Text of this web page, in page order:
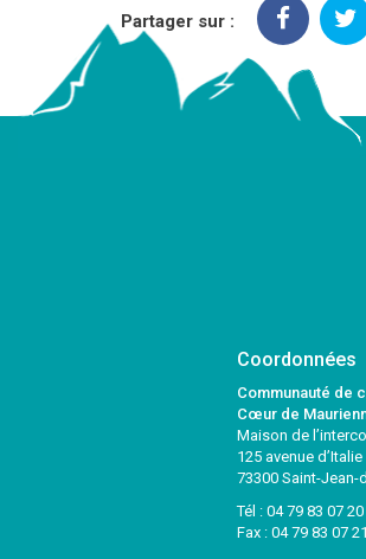
Partager sur :
Coordonnées
Communauté de
Cœur de
Maison de
125 avenue d’Italie
73300 Saint-Jean-
Tél : 04 79 83 07 20
Fax : 04 79 83 07 21